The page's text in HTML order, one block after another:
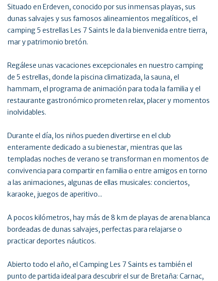
Situado en Erdeven, conocido por sus inmensas playas, sus
dunas salvajes y sus famosos alineamientos megalíticos, el
camping 5 estrellas Les 7 Saints le da la bienvenida entre tierra,
mar y patrimonio bretón.
Regálese unas vacaciones excepcionales en nuestro camping
de 5 estrellas, donde la piscina climatizada, la sauna, el
hammam, el programa de animación para toda la familia y el
restaurante gastronómico prometen relax, placer y momentos
inolvidables.
Durante el día, los niños pueden divertirse en el club
enteramente dedicado a su bienestar, mientras que las
templadas noches de verano se transforman en momentos de
convivencia para compartir en familia o entre amigos en torno
a las animaciones, algunas de ellas musicales: conciertos,
karaoke, juegos de aperitivo...
A pocos kilómetros, hay más de 8 km de playas de arena blanca
bordeadas de dunas salvajes, perfectas para relajarse o
practicar deportes náuticos.
Abierto todo el año, el Camping Les 7 Saints es también el
punto de partida ideal para descubrir el sur de Bretaña: Carnac,